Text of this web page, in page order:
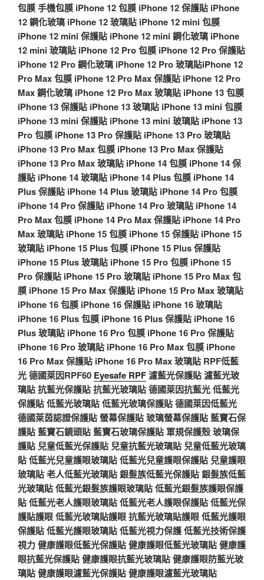
包膜手機包膜 iPhone 12 包膜 iPhone 12 保護貼 iPhone
12 鋼化玻璃 iPhone 12 玻璃貼 iPhone 12 mini 包膜
iPhone 12 mini 保護貼 iPhone 12 mini 鋼化玻璃 iPhone
12 mini 玻璃貼 iPhone 12 Pro 包膜 iPhone 12 Pro 保護貼
iPhone 12 Pro 鋼化玻璃 iPhone 12 Pro 玻璃貼iPhone 12
Pro Max 包膜 iPhone 12 Pro Max 保護貼 iPhone 12 Pro
Max 鋼化玻璃 iPhone 12 Pro Max 玻璃貼 iPhone 13 包膜
iPhone 13 保護貼 iPhone 13 玻璃貼 iPhone 13 mini 包膜
iPhone 13 mini 保護貼 iPhone 13 mini 玻璃貼 iPhone 13
Pro 包膜 iPhone 13 Pro 保護貼 iPhone 13 Pro 玻璃貼
iPhone 13 Pro Max 包膜 iPhone 13 Pro Max 保護貼
iPhone 13 Pro Max 玻璃貼 iPhone 14 包膜 iPhone 14 保
護貼 iPhone 14 玻璃貼 iPhone 14 Plus 包膜 iPhone 14
Plus 保護貼 iPhone 14 Plus 玻璃貼 iPhone 14 Pro 包膜
iPhone 14 Pro 保護貼 iPhone 14 Pro 玻璃貼 iPhone 14
Pro Max 包膜 iPhone 14 Pro Max 保護貼 iPhone 14 Pro
Max 玻璃貼 iPhone 15 包膜 iPhone 15 保護貼 iPhone 15
玻璃貼 iPhone 15 Plus 包膜 iPhone 15 Plus 保護貼
iPhone 15 Plus 玻璃貼 iPhone 15 Pro 包膜 iPhone 15
Pro 保護貼 iPhone 15 Pro 玻璃貼 iPhone 15 Pro Max 包
膜 iPhone 15 Pro Max 保護貼 iPhone 15 Pro Max 玻璃貼
iPhone 16 包膜 iPhone 16 保護貼 iPhone 16 玻璃貼
iPhone 16 Plus 包膜 iPhone 16 Plus 保護貼 iPhone 16
Plus 玻璃貼 iPhone 16 Pro 包膜 iPhone 16 Pro 保護貼
iPhone 16 Pro 玻璃貼 iPhone 16 Pro Max 包膜 iPhone
16 Pro Max 保護貼 iPhone 16 Pro Max 玻璃貼 RPF低藍
光德國萊因RPF60 Eyesafe RPF濾藍光保護貼濾藍光玻
璃貼抗藍光保護貼抗藍光玻璃貼德國萊因抗藍光低藍光
保護貼低藍光玻璃貼低藍光玻璃保護貼德國萊因低藍光
德國萊茵認證保護貼螢幕保護貼玻璃螢幕保護貼藍寶石保
護貼藍寶石鏡頭貼藍寶石玻璃保護貼 軍規保護殼玻璃保
護貼 兒童低藍光保護貼 兒童抗藍光玻璃貼 兒童低藍光玻璃
貼低藍光兒童護眼玻璃貼低藍光兒童護眼保護貼 兒童護眼
玻璃貼老人低藍光玻璃貼銀髮族低藍光保護貼銀髮族低藍
光玻璃貼低藍光銀髮族護眼玻璃貼低藍光銀髮族護眼保護
貼低藍光老人護眼玻璃貼低藍光老人護眼保護貼低藍光保
護貼護眼低藍光玻璃貼護眼抗藍光玻璃貼護眼低藍光護眼
保護貼低藍光護眼玻璃貼低藍光視力保護低藍光技術保護
視力健康護眼低藍光保護貼健康護眼低藍光玻璃貼健康護
眼抗藍光保護貼健康護眼抗藍光玻璃貼健康護眼防藍光玻
璃貼健康護眼濾藍光保護貼健康護眼濾藍光玻璃貼